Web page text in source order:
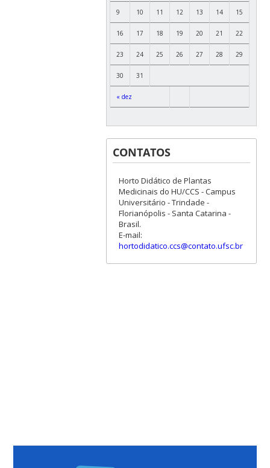
« dez
9 10 11 12 13 14 15
16 17 18 19 20 21 22
23 24 25 26 27 28 29
30 31
CONTATOS
Horto Didático de Plantas
Medicinais do HU/CCS - Campus
Universitário - Trindade -
Florianópolis - Santa Catarina -
Brasil.
E-mail:
hortodidatico.ccs@contato.ufsc.br